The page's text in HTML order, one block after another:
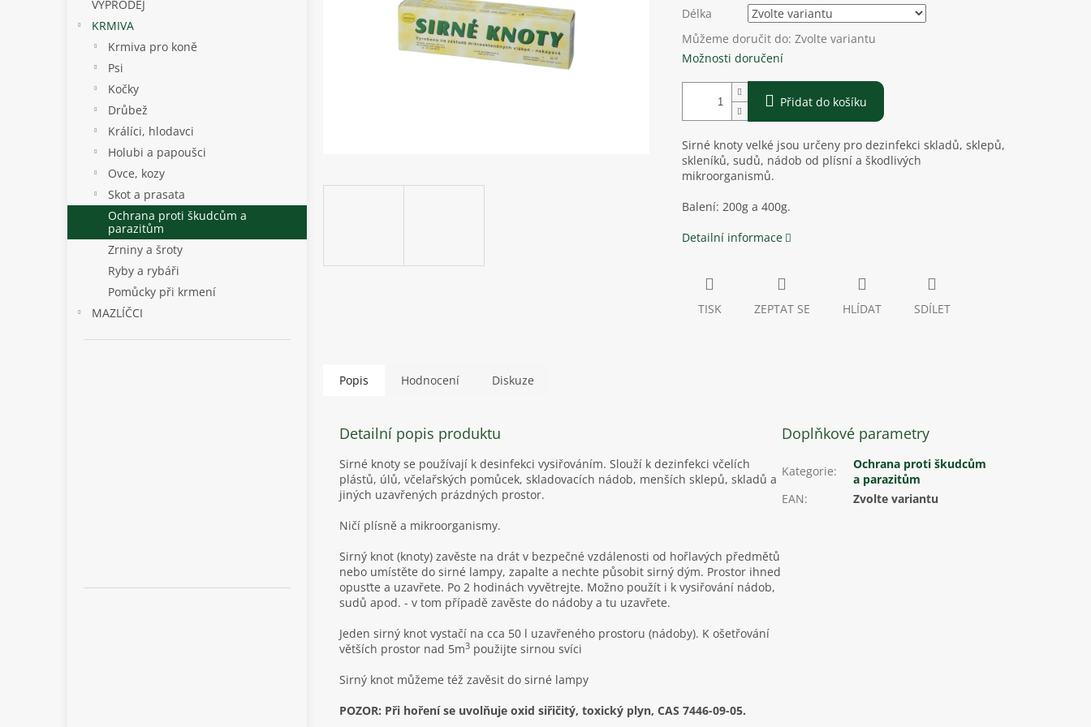
VÝPRODEJ
KRMIVA
Krmiva pro koně
Psi
Kočky
Drůbež
Králíci, hlodavci
Holubi a papoušci
Ovce, kozy
Skot a prasata
Ochrana proti škudcům a
parazitům
Zrniny a šroty
Ryby a rybáři
Pomůcky při krmení
MAZLÍČCI
Délka
Můžeme doručit do: Zvolte variantu
Možnosti doručení
Přidat do košíku
Sirné knoty velké jsou určeny pro dezinfekci skladů, sklepů,
skleníků, sudů, nádob od plísní a škodlivých
mikroorganismů.
Balení: 200g a 400g.
Detailní informace
TISK ZEPTAT SE HLÍDAT SDÍLET
Popis Hodnocení Diskuze
Detailní popis produktu
Sirné knoty se používají k desinfekci vysiřováním. Slouží k dezinfekci včelích
plástů, úlů, včelařských pomůcek, skladovacích nádob, menších sklepů, skladů a
jiných uzavřených prázdných prostor.
Ničí plísně a mikroorganismy.
Sirný knot (knoty) zavěste na drát v bezpečné vzdálenosti od hořlavých předmětů
nebo umístěte do sirné lampy, zapalte a nechte působit sirný dým. Prostor ihned
opusťte a uzavřete. Po 2 hodinách vyvětrejte. Možno použít i k vysiřování nádob,
sudů apod. - v tom případě zavěste do nádoby a tu uzavřete.
Jeden sirný knot vystačí na cca 50 l uzavřeného prostoru (nádoby). K ošetřování
větších prostor nad 5m3 použijte sirnou svíci
Sirný knot můžeme též zavěsit do sirné lampy
POZOR: Při hoření se uvolňuje oxid siřičitý, toxický plyn, CAS 7446-09-05.
Doplňkové parametry
Kategorie:
Ochrana proti škudcům
a parazitům
EAN: Zvolte variantu